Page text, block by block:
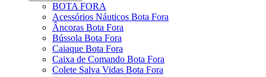
BOTA FORA
Acessórios Náuticos Bota Fora
Âncoras Bota Fora
Bússola Bota Fora
Caiaque Bota Fora
Caixa de Comando Bota Fora
Colete Salva Vidas Bota Fora